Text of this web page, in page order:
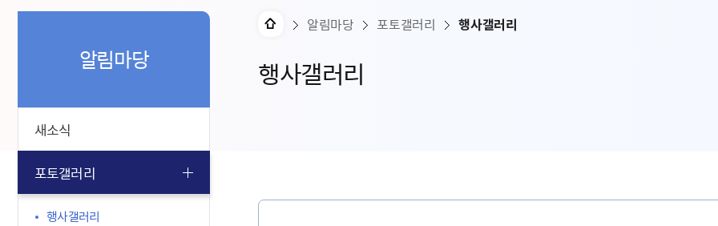
행사갤러리
알림마당 포토갤러리 행사갤러리
알림마당
새소식
포토갤러리
행사갤러리